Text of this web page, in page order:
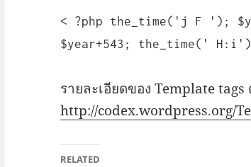
< ?php the_time('j F ');
$year+543; the_time('
รายละเอียดของ Template
http://codex.wordpress.org/
RELATED